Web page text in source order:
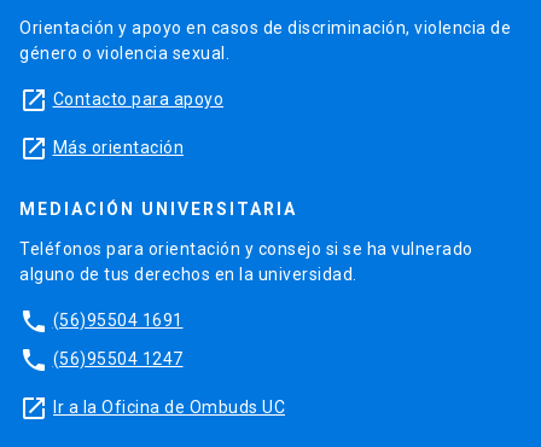
Orientación y apoyo en casos de discriminación, violencia de
género o violencia sexual.
launch Contacto para apoyo
launch Más orientación
MEDIACIÓN UNIVERSITARIA
Teléfonos para orientación y consejo si se ha vulnerado
alguno de tus derechos en la universidad.
phone (56)95504 1691
phone (56)95504 1247
launch Ir a la Oficina de Ombuds UC